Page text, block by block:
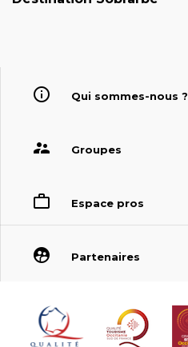
Qui sommes-nous ?
Groupes
Espace pros
Partenaires